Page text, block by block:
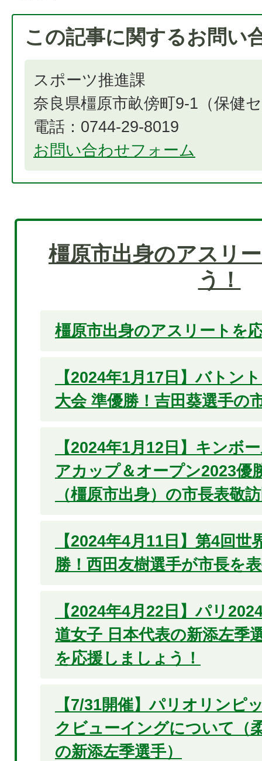
この記事に関するお問い
スポーツ推進課
奈良県橿原市畝傍町9-1（保健
電話：0744-29-8019
お問い合わせフォーム
橿原市出身のアスリ
う！
橿原市出身のアスリートを
【2024年1月17日】バトン
大会 準優勝！吉田葵選手の
【2024年1月12日】キンボ
アカップ＆オープン2023優
（橿原市出身）の市長表敬
【2024年4月11日】第4回世
勝！西田友樹選手が市長を
【2024年4月22日】パリ
道女子 日本代表の新添左季
を応援しましょう！
【7/31開催】パリオリンピ
クビューイングについて（
の新添左季選手）